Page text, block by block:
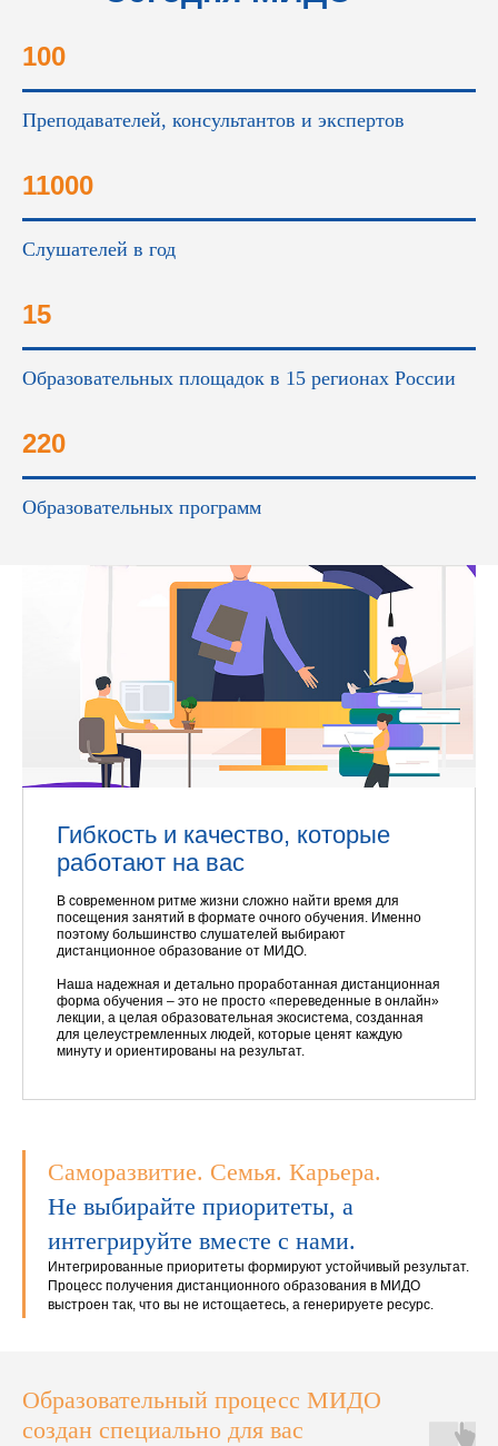
100
Преподавателей, консультантов и экспертов
11000
Слушателей в год
15
Образовательных площадок в 15 регионах России
220
Образовательных программ
Гибкость и качество, которые
работают на вас
В современном ритме жизни сложно найти время для
посещения занятий в формате очного обучения. Именно
поэтому большинство слушателей выбирают
дистанционное образование от МИДО.
Наша надежная и детально проработанная дистанционная
форма обучения – это не просто «переведенные в онлайн»
лекции, а целая образовательная экосистема, созданная
для целеустремленных людей, которые ценят каждую
минуту и ориентированы на результат.
Саморазвитие. Семья. Карьера.
Не выбирайте приоритеты, а
интегрируйте вместе с нами.
Интегрированные приоритеты формируют устойчивый результат.
Процесс получения дистанционного образования в МИДО
выстроен так, что вы не истощаетесь, а генерируете ресурс.
Образовательный процесс МИДО
создан специально для вас